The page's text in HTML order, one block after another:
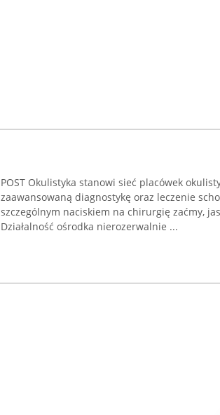
POST Okulistyka stanowi sieć placówek
zaawansowaną diagnostykę oraz leczenie
szczególnym naciskiem na chirurgię zaćmy,
Działalność ośrodka nierozerwalnie ...